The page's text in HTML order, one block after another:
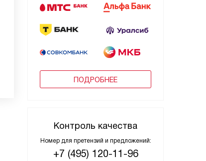
ПОДРОБНЕЕ
Контроль качества
Номер для претензий и предложений:
+7 (495) 120-11-96